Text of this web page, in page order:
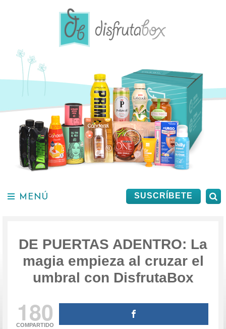
SUSCRÍBETE
MENÚ
DE PUERTAS ADENTRO: La
magia empieza al cruzar el
umbral con DisfrutaBox
180
COMPARTIDO